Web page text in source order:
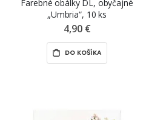
Farebné obálky DL, obyčajné
„Umbria“, 10 ks
4,90 €
DO KOŠÍKA